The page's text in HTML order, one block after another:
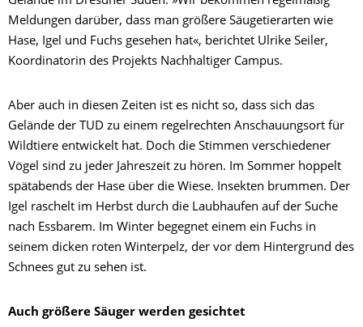
Meldungen darüber, dass man größere Säugetierarten wie
Hase, Igel und Fuchs gesehen hat«, berichtet Ulrike Seiler,
Koordinatorin des Projekts Nachhaltiger Campus.
Aber auch in diesen Zeiten ist es nicht so, dass sich das
Gelände der TUD zu einem regelrechten Anschauungsort für
Wildtiere entwickelt hat. Doch die Stimmen verschiedener
Vögel sind zu jeder Jahreszeit zu hören. Im Sommer hoppelt
spätabends der Hase über die Wiese. Insekten brummen. Der
Igel raschelt im Herbst durch die Laubhaufen auf der Suche
nach Essbarem. Im Winter begegnet einem ein Fuchs in
seinem dicken roten Winterpelz, der vor dem Hintergrund des
Schnees gut zu sehen ist.
Auch größere Säuger werden gesichtet